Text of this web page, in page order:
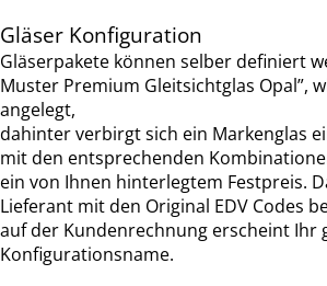
Gläser Konfiguration
Gläserpakete können selber definiert
Muster Premium Gleitsichtglas Opal”,
angelegt,
dahinter verbirgt sich ein Markenglas
mit den entsprechenden
ein von Ihnen hinterlegtem Festpreis.
Lieferant mit den Original EDV Codes
auf der Kundenrechnung erscheint Ihr
Konfigurationsname.